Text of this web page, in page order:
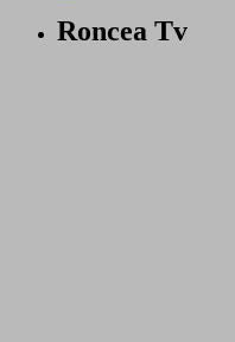
Roncea Tv